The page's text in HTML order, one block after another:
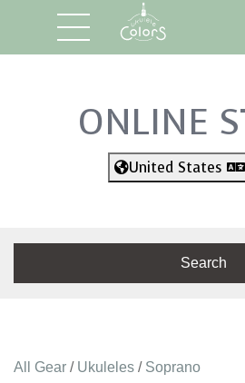
ONLINE
United States
Search
All Gear / Ukuleles / Soprano